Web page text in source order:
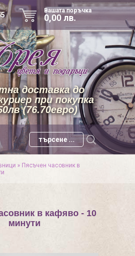
Вашата поръчка
0,00 лв.
доставка до
при покупка
(76.70евро)
» Пясъчен часовник в
в кафяво - 10
минути